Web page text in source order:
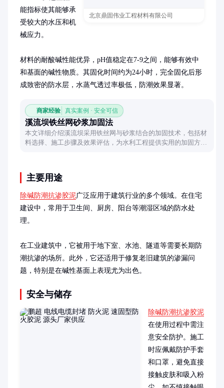
北京鼎固伟业工程材料有限公司
能指标使其能够承
受较大的水压和机
械应力。
材料的耐酸碱性能优异，pH值稳定在7-9之间，能够有效中
和基面的碱性物质。其固化时间约为24小时，完全固化后形
成致密的防水层，水蒸气透过率极低，防潮效果显著。
商家经验 真实案例 · 安全可信
溪流坝铁丝网砂浆加固法
本文详细介绍溪流坝采用铁丝网与砂浆结合的加固技术，包括材
料选择、施工步骤及效果评估，为水利工程提供实用的加固方
主要用途
除碱防潮抗渗胶泥广泛应用于建筑行业的多个领域。在住宅
建设中，常用于卫生间、厨房、阳台等潮湿区域的防水处
理。
在工业建筑中，它被用于地下室、水池、隧道等需要长期防
潮抗渗的场所。此外，它还适用于修复老旧建筑的渗漏问
题，特别是在碱性基面上表现尤为出色。
安全与储存
除碱防潮抗渗胶泥
在使用过程中需注
意安全防护。施工
时应佩戴防护手套
和口罩，避免直接
接触皮肤和吸入粉